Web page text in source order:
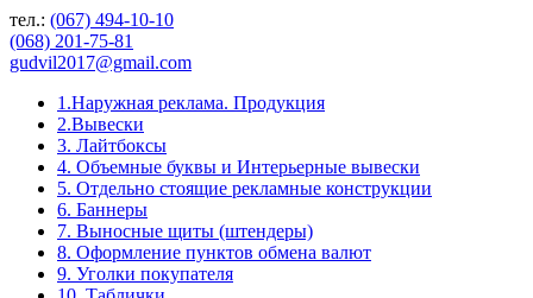
тел.: (067) 494-10-10
(068) 201-75-81
gudvil2017@gmail.com
1.Наружная реклама. Продукция
2.Вывески
3. Лайтбоксы
4. Объемные буквы и Интерьерные вывески
5. Отдельно стоящие рекламные конструкции
6. Баннеры
7. Выносные щиты (штендеры)
8. Оформление пунктов обмена валют
9. Уголки покупателя